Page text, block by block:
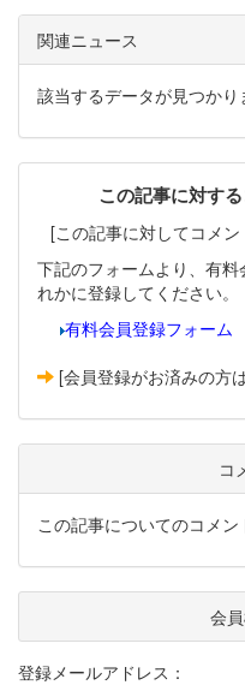
関連ニュース
該当するデータが見つかり
この記事に対す
[この記事に対してコメ
下記のフォームより、有
れかに登録してください。
有料会員登録フォーム
[会員登録がお済みの方
コ
この記事についてのコメン
会
登録メールアドレス：